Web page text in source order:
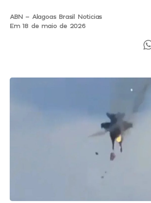
ABN - Alagoas Brasil Noticias
Em 18 de maio de 2026